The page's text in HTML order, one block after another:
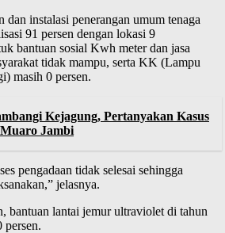
instalasi penerangan umum tenaga
91 persen dengan lokasi 9
bantuan sosial Kwh meter dan jasa
tidak mampu, serta KK (Lampu
masih 0 persen.
Kejagung, Pertanyakan Kasus
Jambi
pengadaan tidak selesai sehingga
jelasnya.
bantuan lantai jemur ultraviolet di tahun
persen.